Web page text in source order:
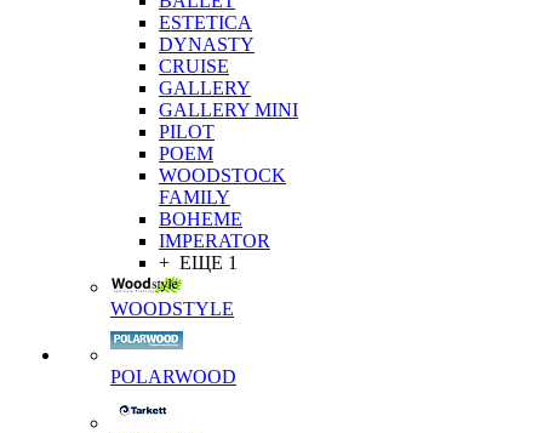
ESTETICA
DYNASTY
CRUISE
GALLERY
GALLERY MINI
PILOT
POEM
WOODSTOCK
FAMILY
BOHEME
IMPERATOR
+ ЕЩЕ 1
WOODSTYLE
POLARWOOD